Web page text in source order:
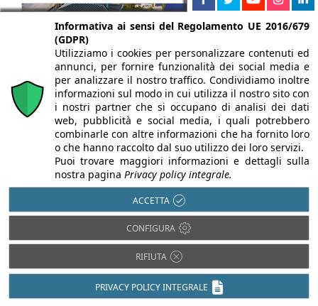
Chi siamo Autori Per la tua pubblicità
Iscriviti alla
newsletter
Informativa ai sensi del Regolamento UE 2016/679
(GDPR)
Utilizziamo i cookies per personalizzare contenuti ed
annunci, per fornire funzionalità dei social media e
per analizzare il nostro traffico. Condividiamo inoltre
informazioni sul modo in cui utilizza il nostro sito con
i nostri partner che si occupano di analisi dei dati
web, pubblicità e social media, i quali potrebbero
combinarle con altre informazioni che ha fornito loro
o che hanno raccolto dal suo utilizzo dei loro servizi.
Puoi trovare maggiori informazioni e dettagli sulla
nostra pagina Privacy policy integrale.
ACCETTA
CONFIGURA
RIFIUTA
PRIVACY POLICY INTEGRALE